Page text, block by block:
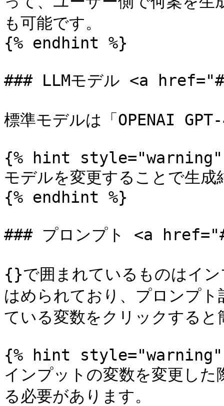
も可能です。
{% endhint %}
### LLMモデル <a
標準モデルは「OPENAI
{% hint style="warning"
モデルを変更することで生成
{% endhint %}
### プロンプト <a
{}で囲まれているものはイ
はめられており、プロンプ
ている変数をクリックする
{% hint style="warning"
インプットの変数を変更し
る必要があります。